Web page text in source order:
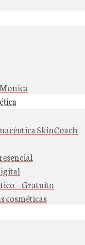
SkinCoach
– Gratuito
cosméticas